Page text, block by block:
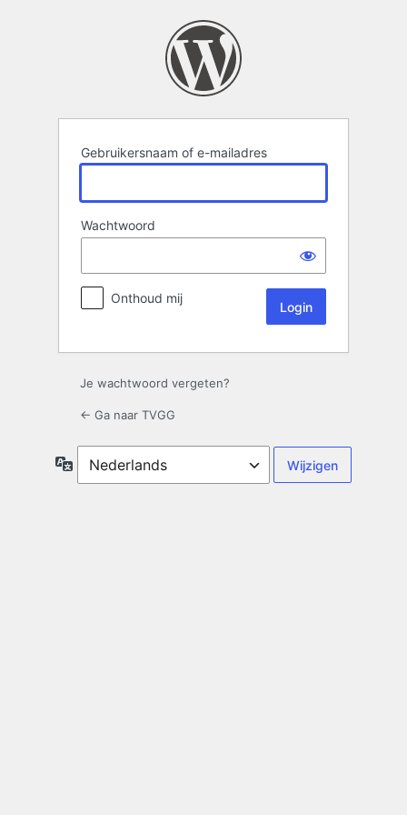
Gebruikersnaam of e-mailadres
Wachtwoord
Onthoud mij
Je wachtwoord vergeten?
← Ga naar TVGG
Taal